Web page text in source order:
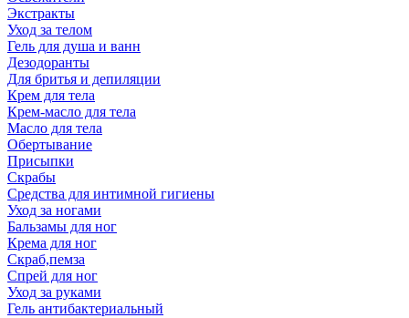
Экстракты
Уход за телом
Гель для душа и ванн
Дезодоранты
Для бритья и депиляции
Крем для тела
Крем-масло для тела
Масло для тела
Обертывание
Присыпки
Скрабы
Средства для интимной гигиены
Уход за ногами
Бальзамы для ног
Крема для ног
Скраб,пемза
Спрей для ног
Уход за руками
Гель антибактериальный